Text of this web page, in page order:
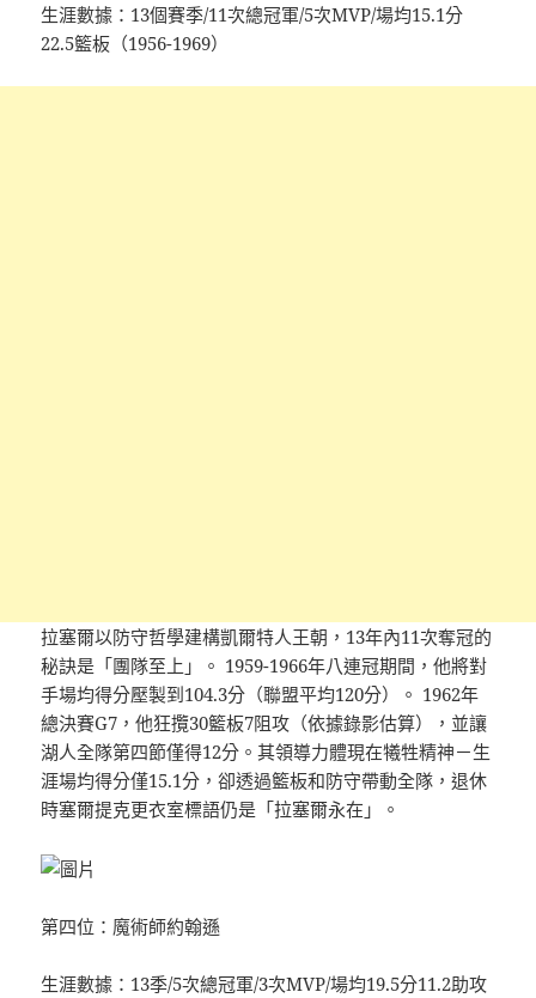
生涯數據：13個賽季/11次總冠軍/5次MVP/場均15.1分
22.5籃板（1956-1969）
拉塞爾以防守哲學建構凱爾特人王朝，13年內11次奪冠的
秘訣是「團隊至上」。 1959-1966年八連冠期間，他將對
手場均得分壓製到104.3分（聯盟平均120分）。 1962年
總決賽G7，他狂攬30籃板7阻攻（依據錄影估算），並讓
湖人全隊第四節僅得12分。其領導力體現在犧牲精神－生
涯場均得分僅15.1分，卻透過籃板和防守帶動全隊，退休
時塞爾提克更衣室標語仍是「拉塞爾永在」。
第四位：魔術師約翰遜
生涯數據：13季/5次總冠軍/3次MVP/場均19.5分11.2助攻